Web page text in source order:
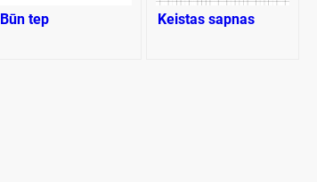
Būn tep Keistas sapnas